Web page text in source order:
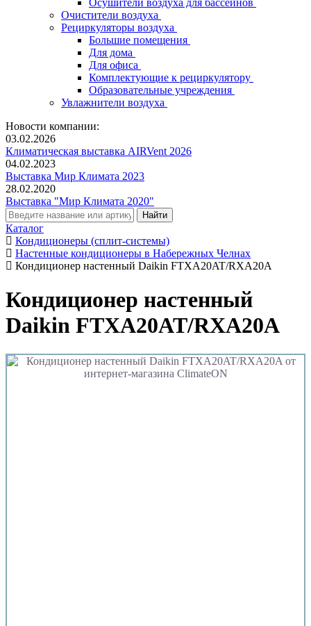
Осушители воздуха для бассейнов
Очистители воздуха
Рециркуляторы воздуха
Большие помещения
Для дома
Для офиса
Комплектующие к рециркулятору
Образовательные учреждения
Увлажнители воздуха
Новости компании:
03.02.2026
Климатическая выставка AIRVent 2026
04.02.2023
Выставка Мир Климата 2023
28.02.2020
Выставка "Мир Климата 2020"
Каталог
Кондиционеры (сплит-системы)
Настенные кондиционеры в Набережных Челнах
Кондиционер настенный Daikin FTXA20AT/RXA20A
Кондиционер настенный
Daikin FTXA20AT/RXA20A